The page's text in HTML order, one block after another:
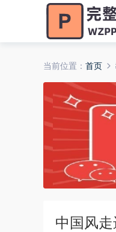
当前位置： 首页
中国风